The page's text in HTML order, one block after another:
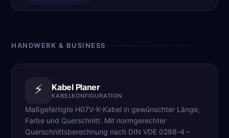
HANDWERK & BUSINESS
⚡ Kabel Planer
KABELKONFIGURATION
Maßgefertigte H07V-K-Kabel in gewünschter Länge,
Farbe und Querschnitt. Mit normgerechter
Querschnittsberechnung nach DIN VDE 0298-4 –